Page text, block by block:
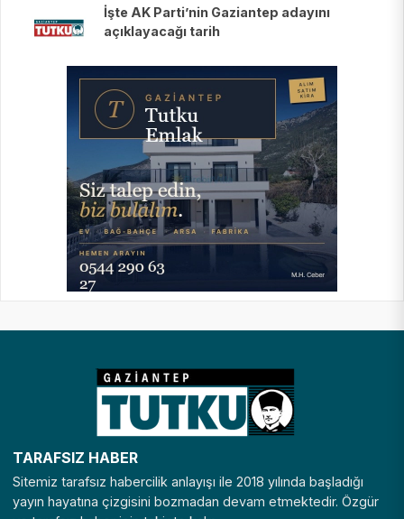
İşte AK Parti’nin Gaziantep adayını
açıklayacağı tarih
TARAFSIZ HABER
Sitemiz tarafsız habercilik anlayışı ile 2018 yılında başladığı
yayın hayatına çizgisini bozmadan devam etmektedir. Özgür